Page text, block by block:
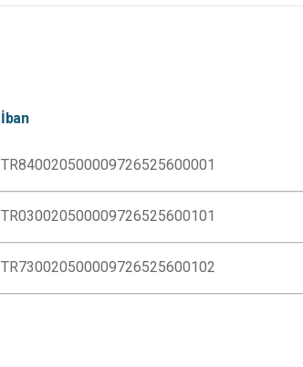
İban
TR840020500009726525600001
TR030020500009726525600101
TR730020500009726525600102